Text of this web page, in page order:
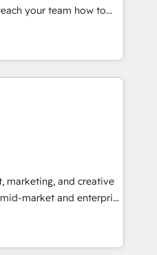
✍️ DocuSign or
Integrations"
across... 🔄 any
Website and
house "HubScrub" Tool.
of They Ask, You
partner built
training. That means
team you need to
deals faster, and grow
to: •
your HubSpot portal •
HubSpot • Track
the entire buyer journey
videos that attract
led
marketing, and creative
market and enterprise
teams that turn
engine. Named